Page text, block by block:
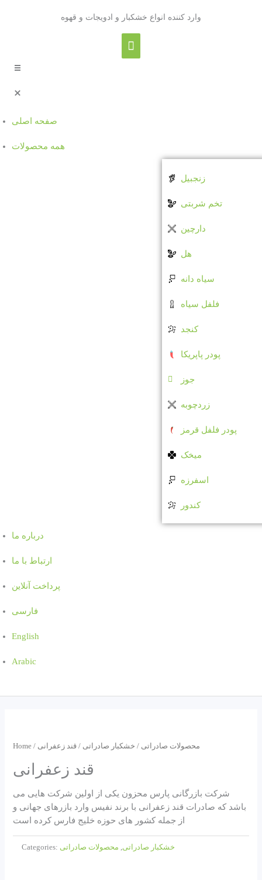
وارد کننده انواع خشکبار و ادویجات و قهوه
Main
Menu
صفحه اصلی
همه‌ محصولات
زنجبیل
تخم شربتی
دارچین
هل
سیاه دانه
فلفل سیاه
کنجد
پودر پاپریکا
جوز
زردچوبه
پودر فلفل قرمز
میخک
اسفرزه
کندور
درباره ما
ارتباط با ما
پرداخت آنلاین
فارسی
English
Arabic
Home / محصولات صادراتی / خشکبار صادراتی / قند زعفرانی
قند زعفرانی
شرکت بازرگانی پارس محزون یکی از اولین شرکت هایی می
باشد که صادرات قند زعفرانی با برند نفیس وارد بازرهای جهانی و
از جمله کشور های حوزه خلیج فارس کرده است
Categories: خشکبار صادراتی محصولات صادراتی